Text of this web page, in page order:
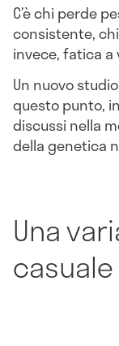
C’è chi perde
consistente,
invece, fatica
Un nuovo
questo punto,
discussi nella
della genetica
Una
casuale